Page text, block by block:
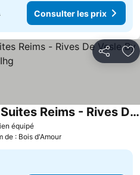
Consulter les prix
Partager
équipé
Holiday Inn Express & Suites Reims - Rives De Vesle By Ihg
de : Bois d'Amour